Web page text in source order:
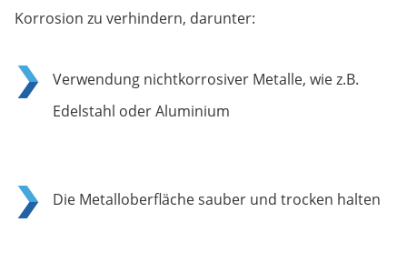
Korrosion zu verhindern, darunter:
Verwendung nichtkorrosiver Metalle, wie z.B.
Edelstahl oder Aluminium
Die Metalloberfläche sauber und trocken halten